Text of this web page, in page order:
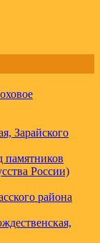
Зарайского
памятников
России)
района